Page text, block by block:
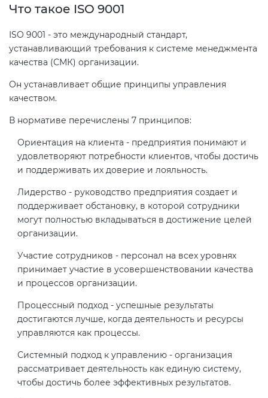
Что такое ISO 9001
ISO 9001 - это международный стандарт,
устанавливающий требования к системе менеджмента
качества (СМК) организации.
Он устанавливает общие принципы управления
качеством.
В нормативе перечислены 7 принципов:
Ориентация на клиента - предприятия понимают и
удовлетворяют потребности клиентов, чтобы достичь
и поддерживать их доверие и лояльность.
Лидерство - руководство предприятия создает и
поддерживает обстановку, в которой сотрудники
могут полностью вкладываться в достижение целей
организации.
Участие сотрудников - персонал на всех уровнях
принимает участие в усовершенствовании качества
и процессов организации.
Процессный подход - успешные результаты
достигаются лучше, когда деятельность и ресурсы
управляются как процессы.
Системный подход к управлению - организация
рассматривает деятельность как единую систему,
чтобы достичь более эффективных результатов.
Сертификация спортивных
товаров
Сертификация электротехники
Сертификация ресурсов
Остальное
БАДы
Декларация ТР ТС
Декларирование косметики (ТР
ТС 009)
Декларирование оборудования
Декларирование пищевой
продукции (ТР ЕАЭС 047)
Декларирование
электромагнитной
Сертификация товаров легкой